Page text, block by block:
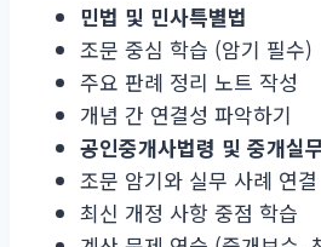
민법 및 민사특별법
조문 중심 학습 (암기 필수)
주요 판례 정리 노트 작성
개념 간 연결성 파악하기
공인중개사법령 및 중개실
조문 암기와 실무 사례 연결
최신 개정 사항 중점 학습